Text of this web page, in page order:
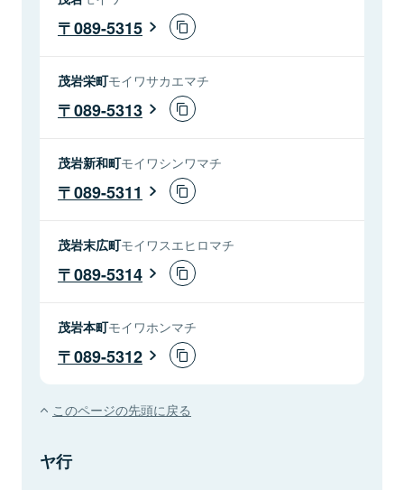
089-5315
茂岩栄町モイワサカエマチ
089-5313
茂岩新和町モイワシンワマチ
089-5311
茂岩末広町モイワスエヒロマチ
089-5314
茂岩本町モイワホンマチ
089-5312
このページの先頭に戻る
ヤ行